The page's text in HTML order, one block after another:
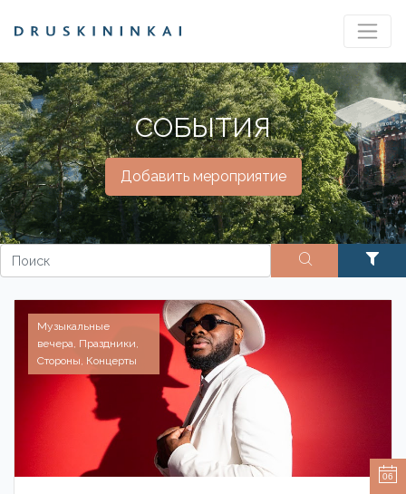
СОБЫТИЯ
Добавить мероприятие
Музыкальные
вечера, Праздники,
Стороны, Концерты
06